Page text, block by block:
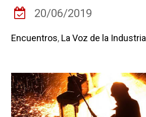
20/06/2019
Encuentros, La Voz de la Industria